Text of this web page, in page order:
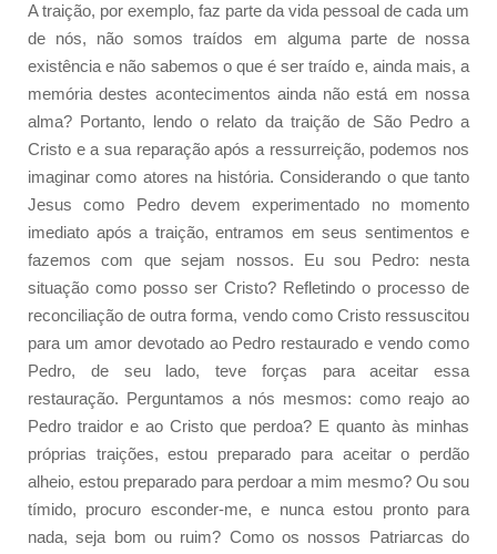
A traição, por exemplo, faz parte da vida pessoal de cada um
de nós, não somos traídos em alguma parte de nossa
existência e não sabemos o que é ser traído e, ainda mais, a
memória destes acontecimentos ainda não está em nossa
alma? Portanto, lendo o relato da traição de São Pedro a
Cristo e a sua reparação após a ressurreição, podemos nos
imaginar como atores na história. Considerando o que tanto
Jesus como Pedro devem experimentado no momento
imediato após a traição, entramos em seus sentimentos e
fazemos com que sejam nossos. Eu sou Pedro: nesta
situação como posso ser Cristo? Refletindo o processo de
reconciliação de outra forma, vendo como Cristo ressuscitou
para um amor devotado ao Pedro restaurado e vendo como
Pedro, de seu lado, teve forças para aceitar essa
restauração. Perguntamos a nós mesmos: como reajo ao
Pedro traidor e ao Cristo que perdoa? E quanto às minhas
próprias traições, estou preparado para aceitar o perdão
alheio, estou preparado para perdoar a mim mesmo? Ou sou
tímido, procuro esconder-me, e nunca estou pronto para
nada, seja bom ou ruim? Como os nossos Patriarcas do